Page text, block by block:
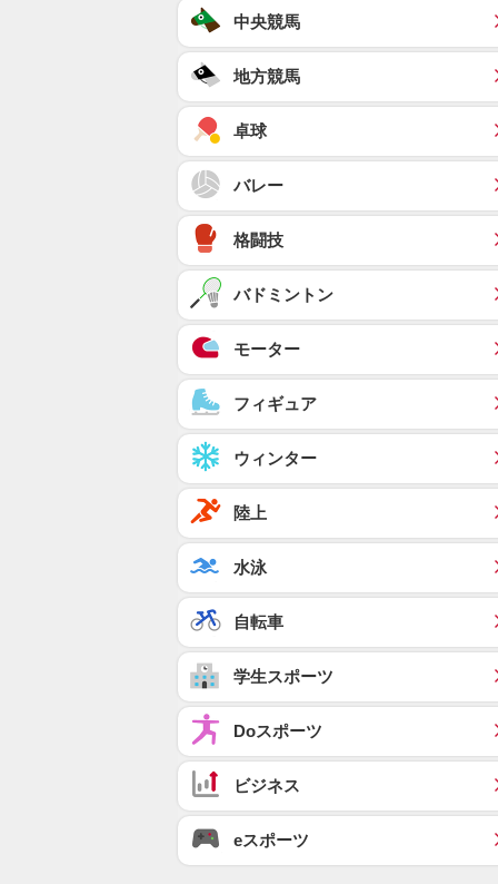
中央競馬
地方競馬
卓球
バレー
格闘技
バドミントン
モーター
フィギュア
ウィンター
陸上
水泳
自転車
学生スポーツ
Doスポーツ
ビジネス
eスポーツ